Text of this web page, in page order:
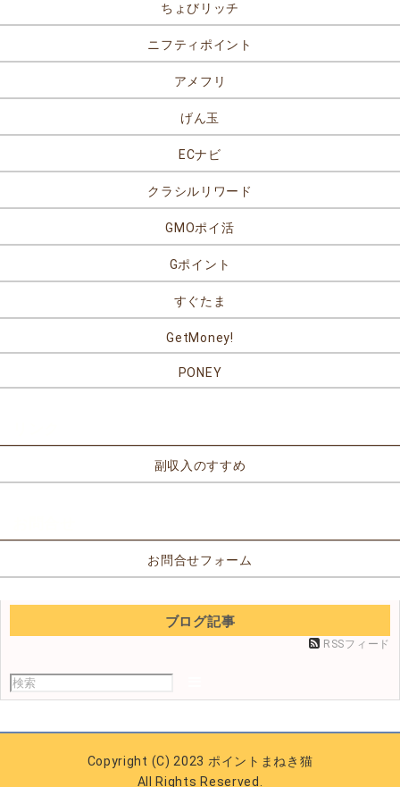
ちょびリッチ
ニフティポイント
アメフリ
げん玉
ECナビ
クラシルリワード
GMOポイ活
Gポイント
すぐたま
GetMoney!
PONEY
副収入のすすめ
お問合せフォーム
ブログ記事
RSSフィード
Copyright (C) 2023 ポイントまねき猫
All Rights Reserved.